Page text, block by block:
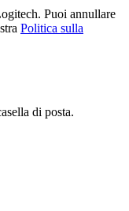
Puoi annullare
Politica sulla
di posta.